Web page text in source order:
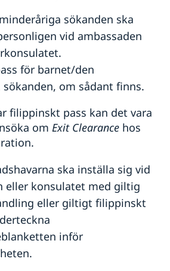
sökanden ska
vid ambassaden
för barnet/den
om sådant finns.
filippinskt pass kan det vara
om Exit Clearance hos
ska inställa sig vid
eller konsulatet med giltig
eller giltigt filippinskt
inför